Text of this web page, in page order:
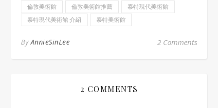
倫敦美術館
倫敦美術館推薦
泰特現代美術館
泰特現代美術館 介紹
泰特美術館
ByAnnieSinLee 2 Comments
2 COMMENTS